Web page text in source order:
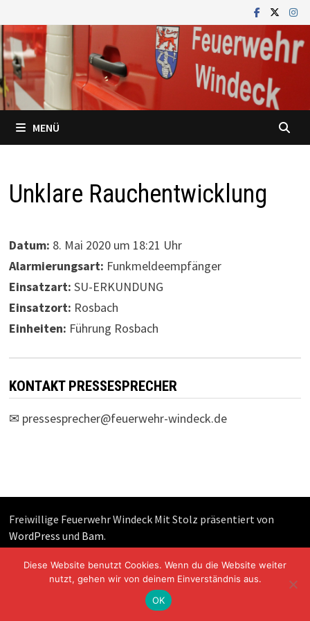
Inhalt
springen
MENÜ
Unklare Rauchentwicklung
Datum: 8. Mai 2020 um 18:21 Uhr
Alarmierungsart: Funkmeldeempfänger
Einsatzart: SU-ERKUNDUNG
Einsatzort: Rosbach
Einheiten: Führung Rosbach
KONTAKT PRESSESPRECHER
✉ pressesprecher@feuerwehr-windeck.de
Freiwillige Feuerwehr Windeck Mit Stolz präsentiert von
WordPress und Bam.
Diese Website benutzt Cookies. Wenn du die Website weiter
nutzt, gehen wir von deinem Einverständnis aus.
OK